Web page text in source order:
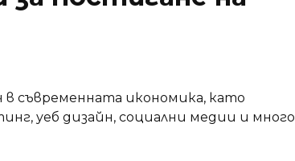
съвременната икономика, като
уеб дизайн, социални медии и много